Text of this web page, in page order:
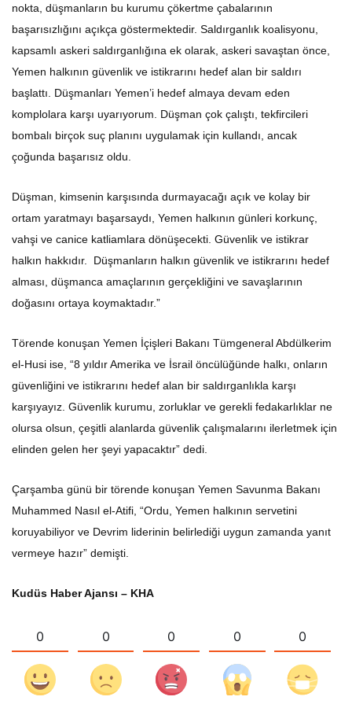
nokta, düşmanların bu kurumu çökertme çabalarının
başarısızlığını açıkça göstermektedir. Saldırganlık koalisyonu,
kapsamlı askeri saldırganlığına ek olarak, askeri savaştan önce,
Yemen halkının güvenlik ve istikrarını hedef alan bir saldırı
başlattı. Düşmanları Yemen’i hedef almaya devam eden
komplolara karşı uyarıyorum. Düşman çok çalıştı, tekfircileri
bombalı birçok suç planını uygulamak için kullandı, ancak
çoğunda başarısız oldu.
Düşman, kimsenin karşısında durmayacağı açık ve kolay bir
ortam yaratmayı başarsaydı, Yemen halkının günleri korkunç,
vahşi ve canice katliamlara dönüşecekti. Güvenlik ve istikrar
halkın hakkıdır. Düşmanların halkın güvenlik ve istikrarını hedef
alması, düşmanca amaçlarının gerçekliğini ve savaşlarının
doğasını ortaya koymaktadır.”
Törende konuşan Yemen İçişleri Bakanı Tümgeneral Abdülkerim
el-Husi ise, “8 yıldır Amerika ve İsrail öncülüğünde halkı, onların
güvenliğini ve istikrarını hedef alan bir saldırganlıkla karşı
karşıyayız. Güvenlik kurumu, zorluklar ve gerekli fedakarlıklar ne
olursa olsun, çeşitli alanlarda güvenlik çalışmalarını ilerletmek için
elinden gelen her şeyi yapacaktır” dedi.
Çarşamba günü bir törende konuşan Yemen Savunma Bakanı
Muhammed Nasıl el-Atifi, “Ordu, Yemen halkının servetini
koruyabiliyor ve Devrim liderinin belirlediği uygun zamanda yanıt
vermeye hazır” demişti.
Kudüs Haber Ajansı – KHA
0 0 0 0 0